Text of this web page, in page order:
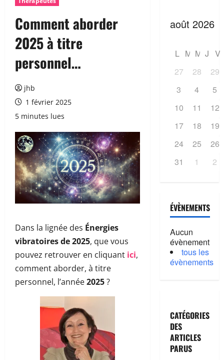
Comment aborder
2025 à titre
personnel…
jhb
1 février 2025
5 minutes lues
Dans la lignée des Énergies
vibratoires de 2025, que vous
pouvez retrouver en cliquant ici,
comment aborder, à titre
personnel, l’année2025?
L M M J V
27
28
29
3
4
5
10
11
12
17
18
19
24
25
26
31
1 2
ÉVÈNEMENTS
Aucun
évènement
tous les
évènements
CATÉGORIES
DES
ARTICLES
PARUS